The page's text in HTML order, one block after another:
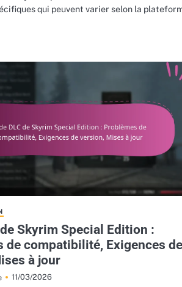
qui peuvent varier selon la
Skyrim Special Edition :
de compatibilité, Exigences de
à jour
11/03/2026